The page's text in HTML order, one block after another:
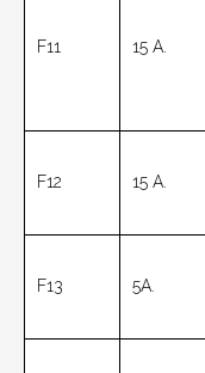
F11 15 A.
F12 15 A.
F13 5A.